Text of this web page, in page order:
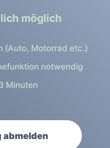
möglich
(Auto, Motorrad etc.)
notwendig
Minuten
abmelden